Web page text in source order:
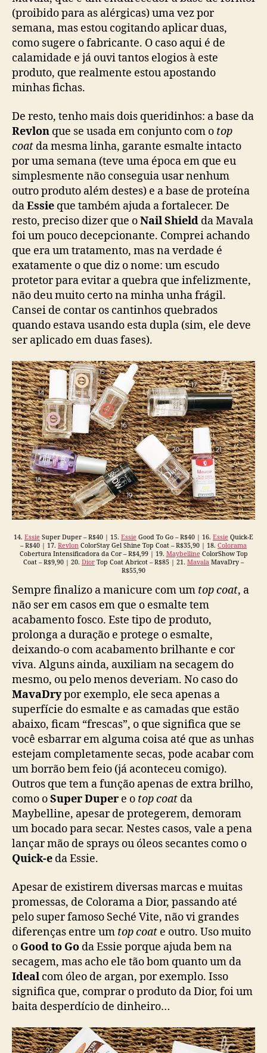
(proibido para as alérgicas) uma vez por
semana, mas estou cogitando aplicar duas,
como sugere o fabricante. O caso aqui é de
calamidade e já ouvi tantos elogios à este
produto, que realmente estou apostando
minhas fichas.
De resto, tenho mais dois queridinhos: a base da
Revlon que se usada em conjunto com o top
coat da mesma linha, garante esmalte intacto
por uma semana (teve uma época em que eu
simplesmente não conseguia usar nenhum
outro produto além destes) e a base de proteína
daEssie que também ajuda a fortalecer. De
resto, preciso dizer que oNail Shield da Mavala
foi um pouco decepcionante. Comprei achando
que era um tratamento, mas na verdade é
exatamente o que diz o nome: um escudo
protetor para evitar a quebra que infelizmente,
não deu muito certo na minha unha frágil.
Cansei de contar os cantinhos quebrados
quando estava usando esta dupla (sim, ele deve
ser aplicado em duas fases).
14. Essie Super Duper – R$40 | 15. Essie Good To Go – R$40 | 16. Essie Quick-E
– R$40 | 17. Revlon ColorStay Gel Shine Top Coat – R$35,90 | 18. Colorama
Cobertura Intensificadora da Cor – R$4,99 | 19. MaybellineColorShow Top
Coat – R$9,90 | 20. Dior Top Coat Abricot – R$85 | 21. Mavala MavaDry –
R$55,90
Sempre finalizo a manicure com um top coat, a
não ser em casos em que o esmalte tem
acabamento fosco. Este tipo de produto,
prolonga a duração e protege o esmalte,
deixando-o com acabamento brilhante e cor
viva. Alguns ainda, auxiliam na secagem do
mesmo, ou pelo menos deveriam. No caso do
MavaDrypor exemplo, ele seca apenas a
superfície do esmalte e as camadas que estão
abaixo, ficam “frescas”, o que significa que se
você esbarrar em alguma coisa até que as unhas
estejam completamente secas, pode acabar com
um borrão bem feio (já aconteceu comigo).
Outros que tem a função apenas de extra brilho,
como oSuper Duper e o top coat da
Maybelline, apesar de protegerem, demoram
um bocado para secar. Nestes casos, vale a pena
lançar mão de sprays ou óleos secantes como o
Quick-e da Essie.
Apesar de existirem diversas marcas e muitas
promessas, de Colorama a Dior, passando até
pelo super famoso Seché Vite, não vi grandes
diferenças entre um top coat e outro. Uso muito
o Good to Go da Essie porque ajuda bem na
secagem, mas acho ele tão bom quanto um da
Ideal com óleo de argan, por exemplo. Isso
significa que, comprar o produto da Dior, foi um
baita desperdício de dinheiro…